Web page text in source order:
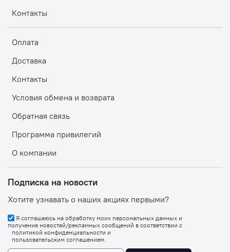
Контакты
Оплата
Доставка
Контакты
Условия обмена и возврата
Обратная связь
Программа привилегий
О компании
Подписка на новости
Хотите узнавать о наших акциях первыми?
Я соглашаюсь на обработку моих персональных данных и
получение новостей/рекламных сообщений в соответствии с
политикой конфиденциальности и
пользовательским соглашением.